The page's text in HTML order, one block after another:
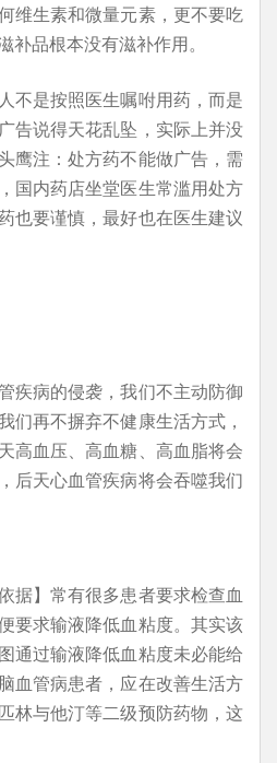
维生素和微量元素，更不要吃
品根本没有滋补作用。
不是按照医生嘱咐用药，而是
告说得天花乱坠，实际上并没
鹰注：处方药不能做广告，需
国内药店坐堂医生常滥用处方
也要谨慎，最好也在医生建议
疾病的侵袭，我们不主动防御
们再不摒弃不健康生活方式，
高血压、高血糖、高血脂将会
后天心血管疾病将会吞噬我们
据】常有很多患者要求检查血
要求输液降低血粘度。其实该
通过输液降低血粘度未必能给
血管病患者，应在改善生活方
林与他汀等二级预防药物，这